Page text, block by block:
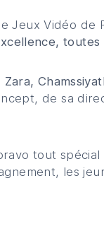
Jeux Vidéo de
Zara,
de sa
tout
les